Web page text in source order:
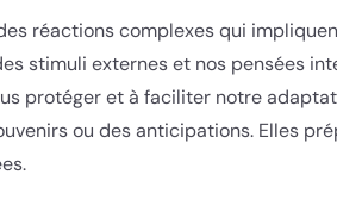
réactions complexes qui
stimuli externes et nos pensées
protéger et à faciliter notre
ou des anticipations. Elles